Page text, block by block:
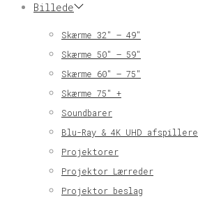
Billede
Skærme 32″ – 49″
Skærme 50″ – 59″
Skærme 60″ – 75″
Skærme 75″ +
Soundbarer
Blu-Ray & 4K UHD afspillere
Projektorer
Projektor Lærreder
Projektor beslag